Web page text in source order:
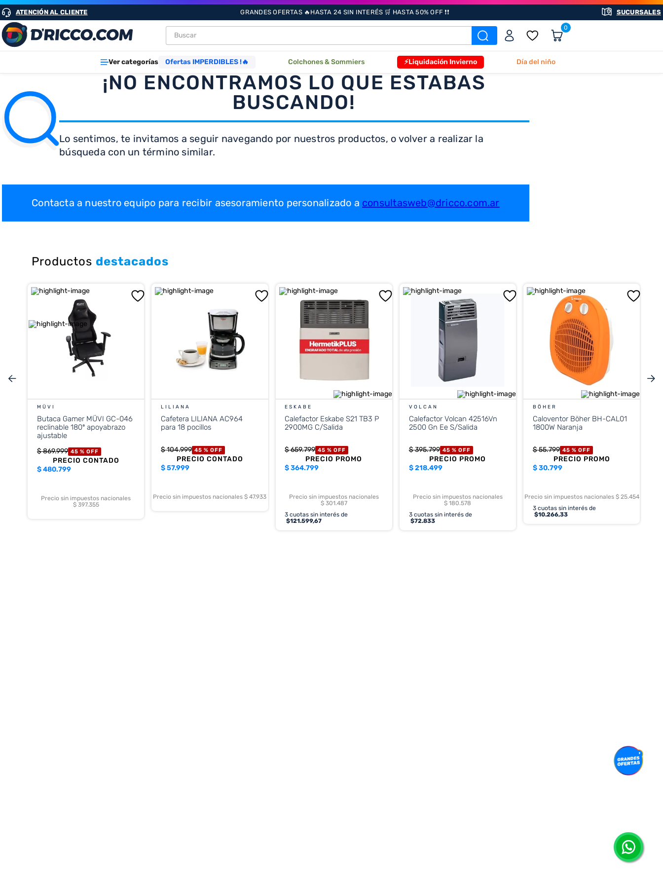
ATENCIÓN AL CLIENTE GRANDES OFERTAS 🔥HASTA 24 SIN INTERÉS 🛒 HASTA 50% OFF ❗❗ SUCURSALES
Buscar 0
Ver categorías Ofertas IMPERDIBLES !🔥 Colchones & Sommiers ⚡Liquidación Invierno Día del niño
¡NO ENCONTRAMOS LO QUE ESTABAS
BUSCANDO!
Lo sentimos, te invitamos a seguir navegando por nuestros productos, o volver a realizar la
búsqueda con un término similar.
Contacta a nuestro equipo para recibir asesoramiento personalizado a consultasweb@dricco.com.ar
Productos destacados
MÜVI
Butaca Gamer MÜVI GC-046
reclinable 180º apoyabrazo
ajustable
$869.999 45 % OFF
PRECIO CONTADO
$480.799
Precio sin impuestos nacionales
$ 397.355
LILIANA
Cafetera LILIANA AC964
para 18 pocillos
$104.999 45 % OFF
PRECIO CONTADO
$57.999
Precio sin impuestos nacionales $ 47.933
ESKABE
Calefactor Eskabe S21 TB3 P
2900MG C/Salida
$659.799 45 % OFF
PRECIO PROMO
$364.799
Precio sin impuestos nacionales
$ 301.487
3 cuotas sin interés de
$121.599,67
VOLCAN
Calefactor Volcan 42516Vn
2500 Gn Ee S/Salida
$395.799 45 % OFF
PRECIO PROMO
$218.499
Precio sin impuestos nacionales
$ 180.578
3cuotas sin interés de
$72.833
BÖHER
Caloventor Böher BH-CAL01
1800W Naranja
$55.799 45 % OFF
PRECIO PROMO
$30.799
Precio sin impuestos nacionales $ 25.454
3cuotas sin interés de
$10.266,33
TÉRMINOS MÁS BUSCADOS
1. heladeras
2. aires
4. cocinas
5 microondas
6